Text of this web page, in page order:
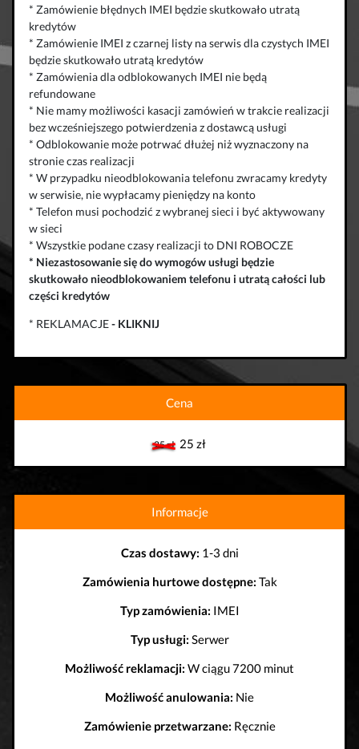
* Zamówienie błędnych IMEI będzie skutkowało utratą
kredytów
* Zamówienie IMEI z czarnej listy na serwis dla czystych IMEI
będzie skutkowało utratą kredytów
* Zamówienia dla odblokowanych IMEI nie będą
refundowane
* Nie mamy możliwości kasacji zamówień w trakcie realizacji
bez wcześniejszego potwierdzenia z dostawcą usługi
* Odblokowanie może potrwać dłużej niż wyznaczony na
stronie czas realizacji
* W przypadku nieodblokowania telefonu zwracamy kredyty
w serwisie, nie wypłacamy pieniędzy na konto
* Telefon musi pochodzić z wybranej sieci i być aktywowany
w sieci
* Wszystkie podane czasy realizacji to DNI ROBOCZE
* Niezastosowanie się do wymogów usługi będzie
skutkowało nieodblokowaniem telefonu i utratą całości lub
części kredytów
* REKLAMACJE- KLIKNIJ
Cena
25 zł25 zł
Informacje
Czas dostawy: 1-3 dni
Zamówienia hurtowe dostępne: Tak
Typ zamówienia: IMEI
Typ usługi: Serwer
Możliwość reklamacji: W ciągu 7200 minut
Możliwość anulowania: Nie
Zamówienie przetwarzane: Ręcznie